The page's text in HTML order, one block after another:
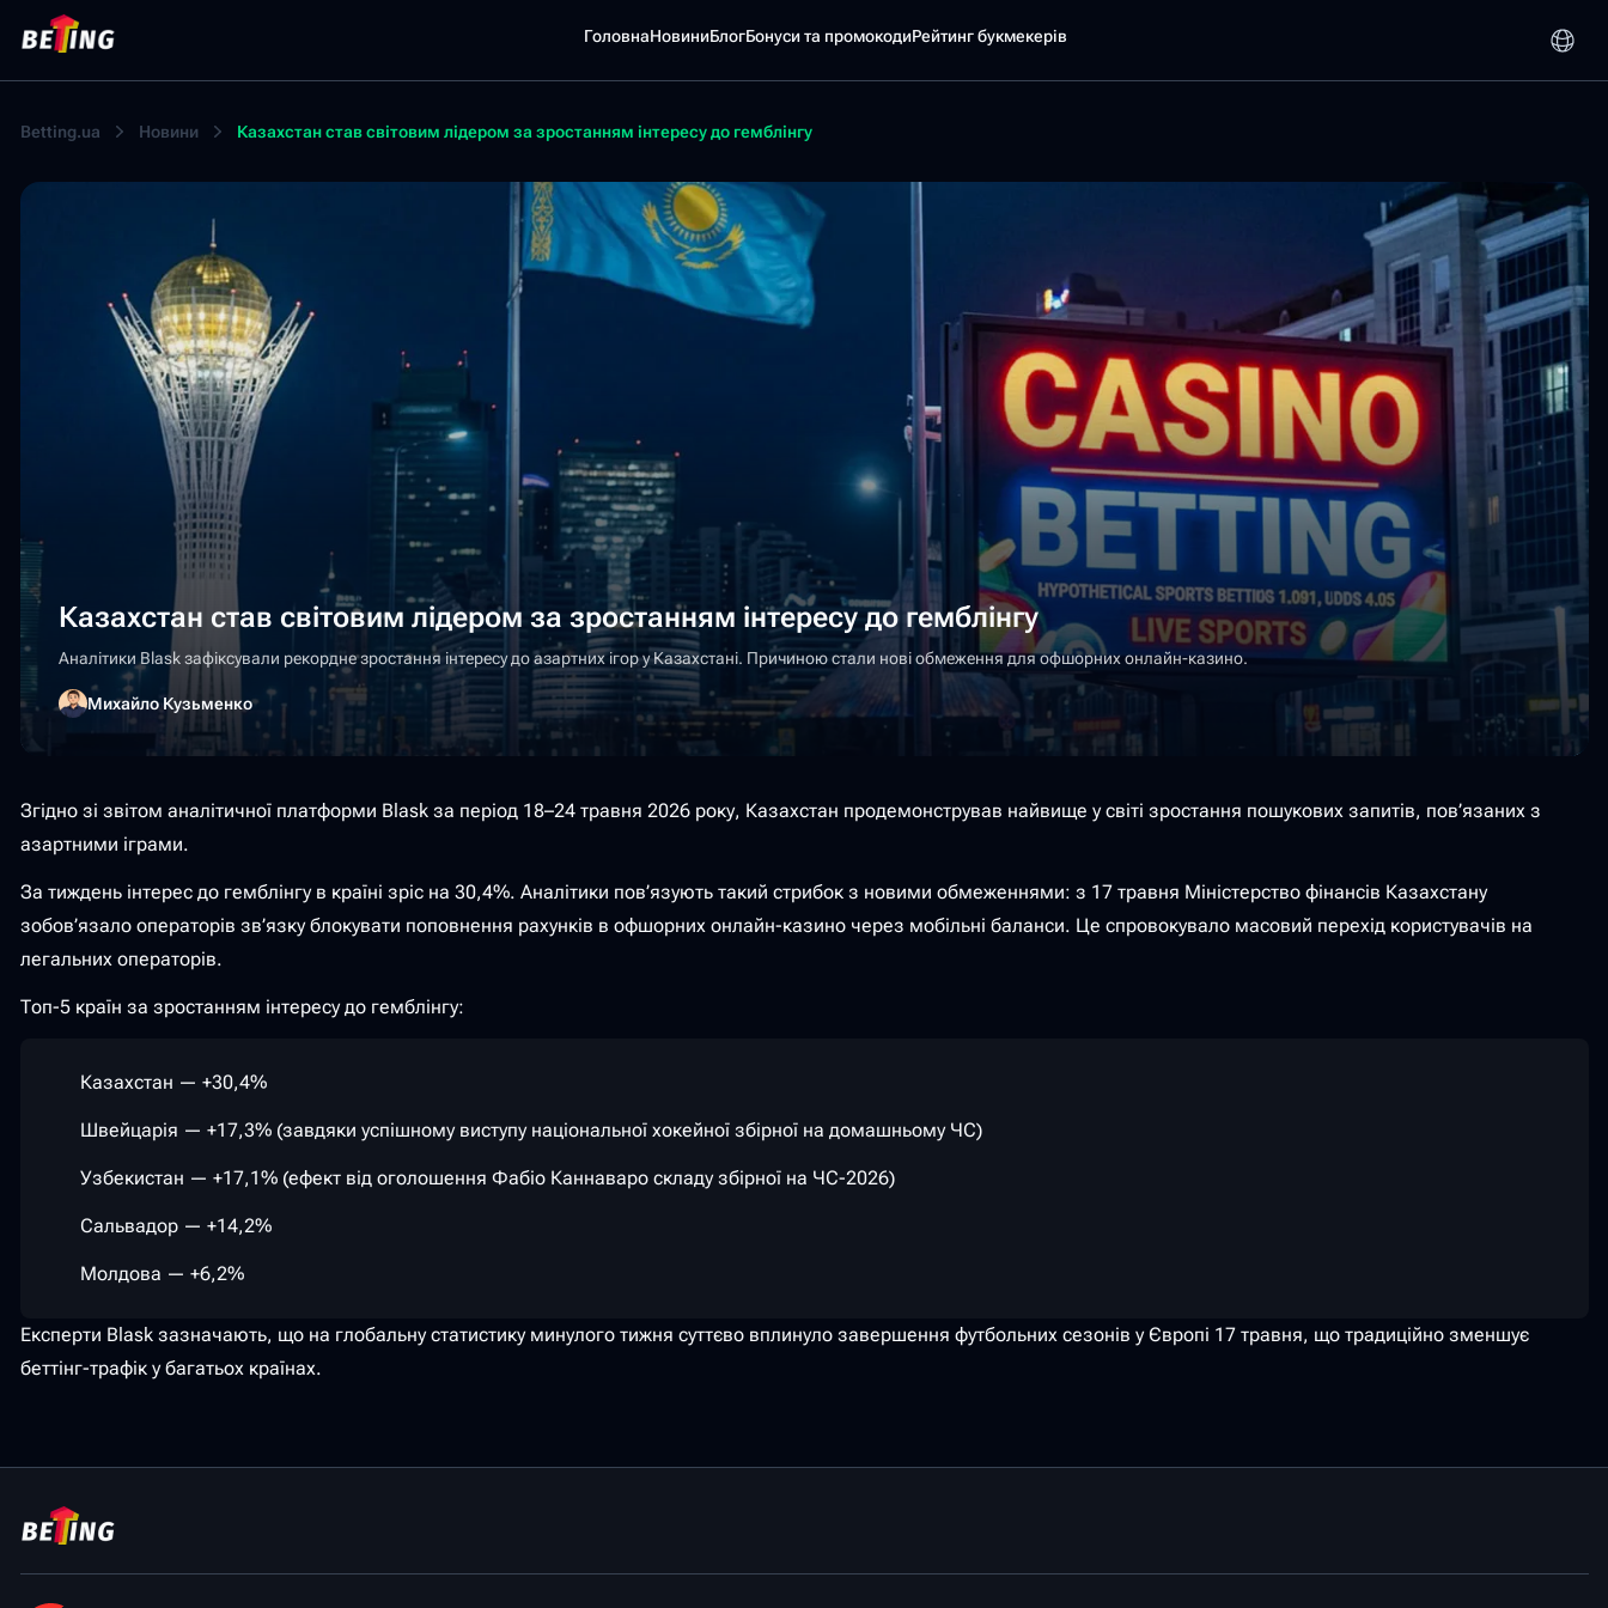
ГоловнаНовиниБлогБонуси та промокодиPейтинг букмекерів
Betting.ua Новини Казахстан став світовим лідером за зростанням інтересу до гемблінгу
Казахстан став світовим лідером за зростанням інтересу до гемблінгу
Аналітики Blask зафіксували рекордне зростання інтересу до азартних ігор у Казахстані. Причиною стали нові обмеження для офшорних онлайн-казино.
Михайло Кузьменко
Згідно зі звітом аналітичної платформи Blask за період 18–24 травня 2026 року, Казахстан продемонстрував найвище у світі зростання пошукових запитів, пов’язаних з
азартними іграми.
За тиждень інтерес до гемблінгу в країні зріс на 30,4%. Аналітики пов’язують такий стрибок з новими обмеженнями: з 17 травня Міністерство фінансів Казахстану
зобов’язало операторів зв’язку блокувати поповнення рахунків в офшорних онлайн-казино через мобільні баланси. Це спровокувало масовий перехід користувачів на
легальних операторів.
Топ-5 країн за зростанням інтересу до гемблінгу:
Казахстан — +30,4%
Швейцарія — +17,3% (завдяки успішному виступу національної хокейної збірної на домашньому ЧС)
Узбекистан — +17,1% (ефект від оголошення Фабіо Каннаваро складу збірної на ЧС-2026)
Сальвадор — +14,2%
Молдова — +6,2%
Експерти Blask зазначають, що на глобальну статистику минулого тижня суттєво вплинуло завершення футбольних сезонів у Європі 17 травня, що традиційно зменшує
беттінг-трафік у багатьох країнах.